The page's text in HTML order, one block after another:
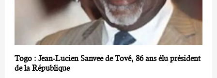
Togo : Jean-Lucien Sanvee de Tové, 86 ans élu président
de la République